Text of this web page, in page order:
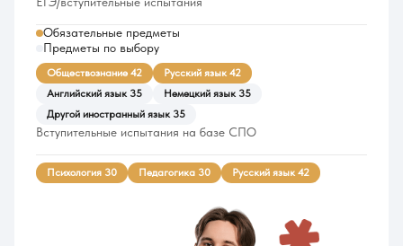
Обязательные предметы
Предметы по выбору
Обществознание 42
Русский язык 42
Английский язык 35
Немецкий язык 35
Другой иностранный язык 35
Вступительные испытания на базе СПО
Психология 30 Педагогика 30 Русский язык 42